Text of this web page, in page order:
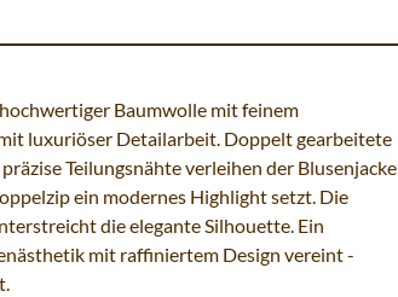
Baumwolle mit feinem
luxuriöser Detailarbeit. Doppelt gearbeitete
Teilungsnähte verleihen der Blusenjacke
ein modernes Highlight setzt. Die
die elegante Silhouette. Ein
mit raffiniertem Design vereint -